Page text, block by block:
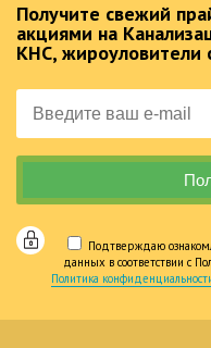
Получите свежий
акциями на
КНС, жироуловители
Подтверждаю
данных в соответствии с
Политика